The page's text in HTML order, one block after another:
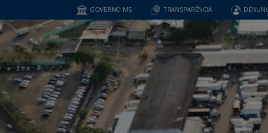
GOVERNO MS TRANSPARÊNCIA